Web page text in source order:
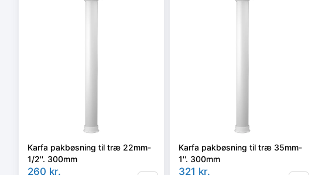
Karfa pakbøsning til træ 22mm-
1/2''. 300mm
260 kr.
Karfa pakbøsning til træ 35mm-
1''. 300mm
321 kr.